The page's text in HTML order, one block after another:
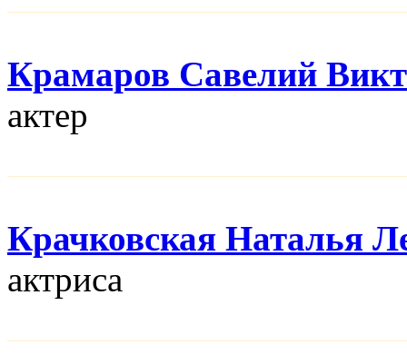
Крамаров Савелий
актер
Крачковская Наталья
актриса